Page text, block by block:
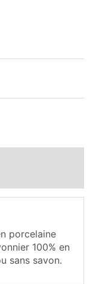
porcelaine
100% en
sans savon.